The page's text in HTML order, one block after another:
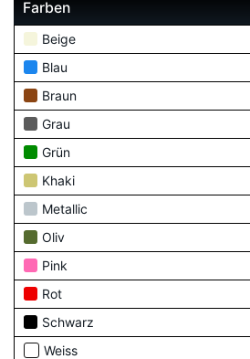
Farben
Beige
Blau
Braun
Grau
Grün
Khaki
Metallic
Oliv
Pink
Rot
Schwarz
Weiss